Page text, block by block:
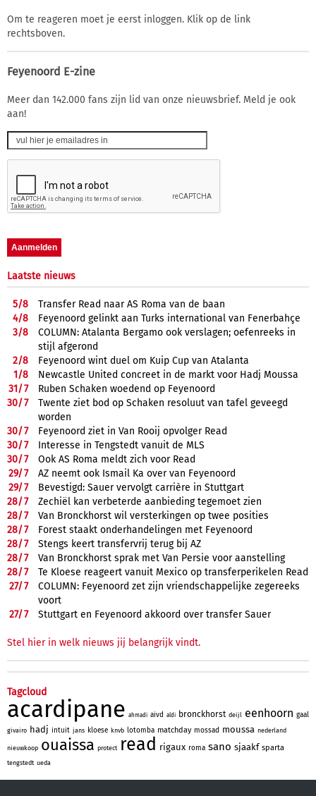
Om te reageren moet je eerst inloggen. Klik op de link
rechtsboven.
Feyenoord E-zine
Meer dan 142.000 fans zijn lid van onze nieuwsbrief. Meld je ook
aan!
Laatste nieuws
5/8
Transfer Read naar AS Roma van de baan
4/8
Feyenoord gelinkt aan Turks international van Fenerbahçe
3/8
COLUMN: Atalanta Bergamo ook verslagen; oefenreeks in
stijl afgerond
2/8
Feyenoord wint duel om Kuip Cup van Atalanta
1/8
Newcastle United concreet in de markt voor Hadj Moussa
31/7
Ruben Schaken woedend op Feyenoord
30/7
Twente ziet bod op Schaken resoluut van tafel geveegd
worden
30/7
Feyenoord ziet in Van Rooij opvolger Read
30/7
Interesse in Tengstedt vanuit de MLS
30/7
Ook AS Roma meldt zich voor Read
29/7
AZ neemt ook Ismail Ka over van Feyenoord
29/7
Bevestigd: Sauer vervolgt carrière in Stuttgart
28/7
Zechiël kan verbeterde aanbieding tegemoet zien
28/7
Van Bronckhorst wil versterkingen op twee posities
28/7
Forest staakt onderhandelingen met Feyenoord
28/7
Stengs keert transfervrij terug bij AZ
28/7
Van Bronckhorst sprak met Van Persie voor aanstelling
28/7
Te Kloese reageert vanuit Mexico op transferperikelen Read
27/7
COLUMN: Feyenoord zet zijn vriendschappelijke zegereeks
voort
27/7 Stuttgart en Feyenoord akkoord over transfer Sauer
Stel hier in welk nieuws jij belangrijk vindt.
Tagcloud
acardipane ahmadi aivd aldi bronckhorst deijl eenhoorn gaal
givairo hadj intuit jans kloese knvb lotomba matchday mossad moussa nederland
nieuwkoop ouaissa protect read rigaux roma sano sjaakf sparta
tengstedt ueda